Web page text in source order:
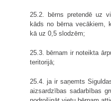
25.2. bērns pretendē uz
kāds no bērna vecākiem,
kā uz 0,5 slodzēm;
25.3. bērnam ir noteikta
teritorijā;
25.4. ja ir saņemts
aizsardzības sadarbības